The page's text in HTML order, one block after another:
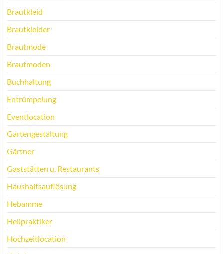
Brautkleid
Brautkleider
Brautmode
Brautmoden
Buchhaltung
Entrümpelung
Eventlocation
Gartengestaltung
Gärtner
Gaststätten u. Restaurants
Haushaltsauflösung
Hebamme
Heilpraktiker
Hochzeitlocation